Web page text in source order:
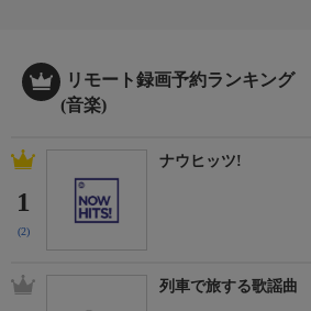
リモート録画予約ランキング
(音楽)
1
(2)
ナウヒッツ!
列車で旅する歌謡曲